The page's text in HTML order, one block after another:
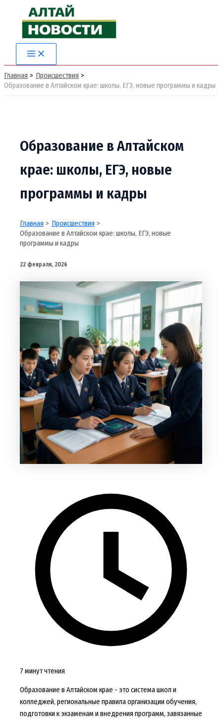
содержимому
Main
Menu
Главная
Происшествия
Образование в Алтайском крае: школы, ЕГЭ, новые программы и кадры
Образование в Алтайском
крае: школы, ЕГЭ, новые
программы и кадры
Главная
Происшествия
Образование в Алтайском крае: школы, ЕГЭ, новые
программы и кадры
22 февраля, 2026
7 минут чтения
Образование в Алтайском крае - это система школ и
колледжей, региональные правила организации обучения,
подготовки к экзаменам и внедрения программ, завязанные